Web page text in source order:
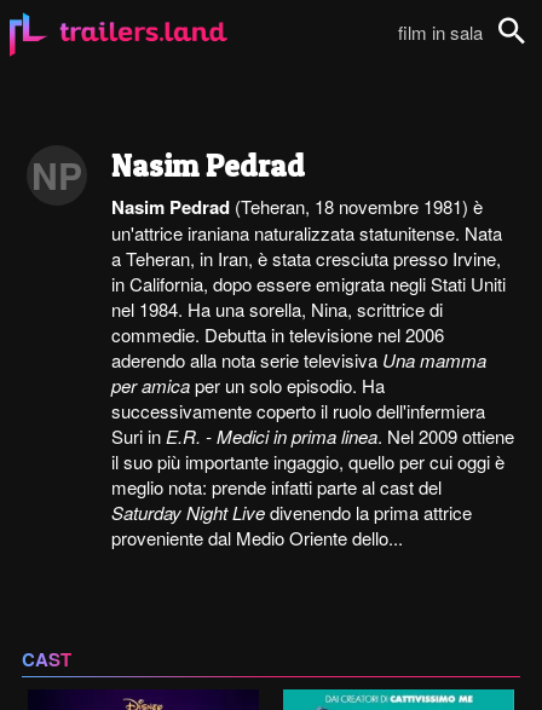
film in sala
NP Nasim Pedrad
Nasim Pedrad (Teheran, 18 novembre 1981) è
un'attrice iraniana naturalizzata statunitense. Nata
a Teheran, in Iran, è stata cresciuta presso Irvine,
in California, dopo essere emigrata negli Stati Uniti
nel 1984. Ha una sorella, Nina, scrittrice di
commedie. Debutta in televisione nel 2006
aderendo alla nota serie televisiva Una mamma
per amicaper un solo episodio. Ha
successivamente coperto il ruolo dell'infermiera
Suri in E.R. - Medici in prima linea. Nel 2009 ottiene
il suo più importante ingaggio, quello per cui oggi è
meglio nota: prende infatti parte al cast del
Saturday Night Livedivenendo la prima attrice
proveniente dal Medio Oriente dello...
CAST